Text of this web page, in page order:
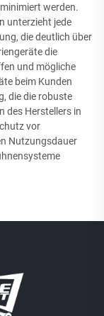
werden.
unterzieht jede
die deutlich über
die
und mögliche
beim Kunden
die die robuste
des Herstellers in
vor
Nutzungsdauer